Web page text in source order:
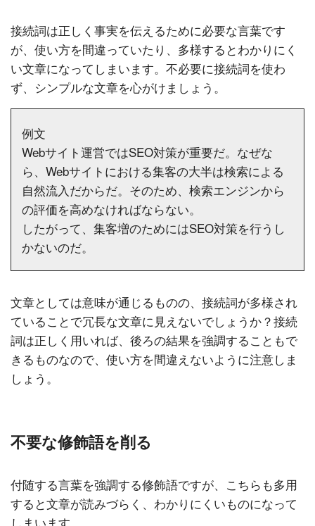
接続詞は正しく事実を伝えるために必要な言葉です
が、使い方を間違っていたり、多様するとわかりにく
い文章になってしまいます。不必要に接続詞を使わ
ず、シンプルな文章を心がけましょう。
例文
Webサイト運営ではSEO対策が重要だ。なぜな
ら、Webサイトにおける集客の大半は検索による
自然流入だからだ。そのため、検索エンジンから
の評価を高めなければならない。
したがって、集客増のためにはSEO対策を行うし
かないのだ。
文章としては意味が通じるものの、接続詞が多様され
ていることで冗長な文章に見えないでしょうか？接続
詞は正しく用いれば、後ろの結果を強調することもで
きるものなので、使い方を間違えないように注意しま
しょう。
不要な修飾語を削る
付随する言葉を強調する修飾語ですが、こちらも多用
すると文章が読みづらく、わかりにくいものになって
しまいます。